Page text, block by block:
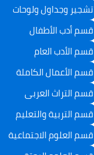
تشجير وجداول ولوحات
قسم أدب الأطفال
قسم الأدب العام
قسم الأعمال الكاملة
قسم التراث العربى
قسم التربية والتعليم
قسم العلوم الاجتماعية